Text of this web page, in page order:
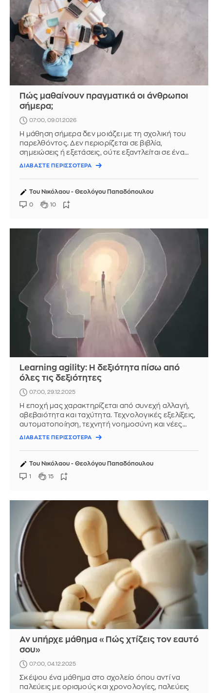
Πώς μαθαίνουν πραγματικά οι άνθρωποι
σήμερα;
07:00, 09.01.2026
Η μάθηση σήμερα δεν μοιάζει με τη σχολική του
παρελθόντος. Δεν περιορίζεται σε βιβλία,
σημειώσεις ή εξετάσεις, ούτε εξαντλείται σε ένα
πιστοποιητικό ή ένα πτυχίο. ...
ΔΙΑΒΑΣΤΕ ΠΕΡΙΣΣΟΤΕΡΑ
Του Νικόλαου - Θεολόγου Παπαδόπουλου
0 10
Learning agility: Η δεξιότητα πίσω από
όλες τις δεξιότητες
07:00, 29.12.2025
Η εποχή μας χαρακτηρίζεται από συνεχή αλλαγή,
αβεβαιότητα και ταχύτητα. Τεχνολογικές εξελίξεις,
αυτοματοποίηση, τεχνητή νοημοσύνη και νέες
ΔΙΑΒΑΣΤΕ ΠΕΡΙΣΣΟΤΕΡΑ
Του Νικόλαου - Θεολόγου Παπαδόπουλου
1 15
Αν υπήρχε μάθημα «Πώς χτίζεις τον εαυτό
σου»
07:00, 04.12.2025
Σκέψου ένα μάθημα στο σχολείο όπου αντί να
παλεύεις με ορισμούς και χρονολογίες, παλεύεις